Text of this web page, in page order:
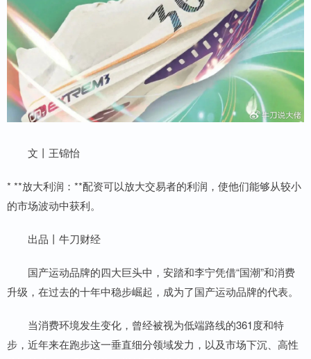
文丨王锦怡
* **放大利润：**配资可以放大交易者的利润，使他们能够从较小
的市场波动中获利。
出品丨牛刀财经
国产运动品牌的四大巨头中，安踏和李宁凭借“国潮”和消费
升级，在过去的十年中稳步崛起，成为了国产运动品牌的代表。
当消费环境发生变化，曾经被视为低端路线的361度和特
步，近年来在跑步这一垂直细分领域发力，以及市场下沉、高性